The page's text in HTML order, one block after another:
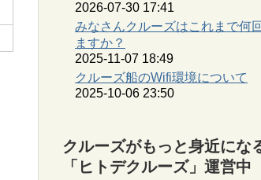
2026-07-30 17:41
みなさんクルーズはこれまで何
ますか？
2025-11-07 18:49
クルーズ船のWifi環境について
2025-10-06 23:50
クルーズがもっと身近にな
「ヒトデクルーズ」運営中